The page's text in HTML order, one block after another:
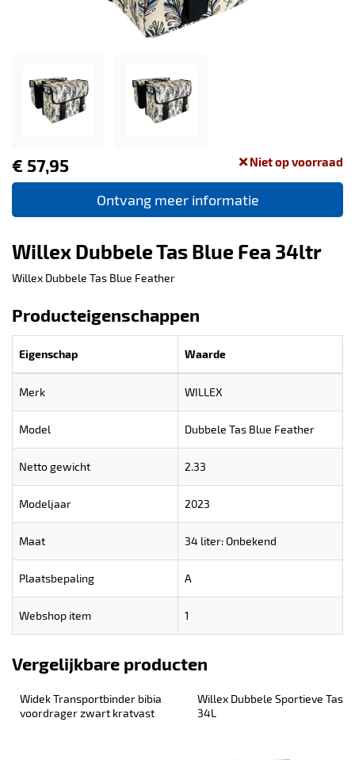
€ 57,95 Niet op voorraad
Ontvang meer informatie
Willex Dubbele Tas Blue Fea 34ltr
Willex Dubbele Tas Blue Feather
Producteigenschappen
Eigenschap Waarde
Merk WILLEX
Model Dubbele Tas Blue Feather
Netto gewicht 2.33
Modeljaar 2023
Maat 34 liter: Onbekend
Plaatsbepaling A
Webshop item 1
Vergelijkbare producten
Widek Transportbinder bibia
voordrager zwart kratvast
Willex Dubbele Sportieve Tas
34L